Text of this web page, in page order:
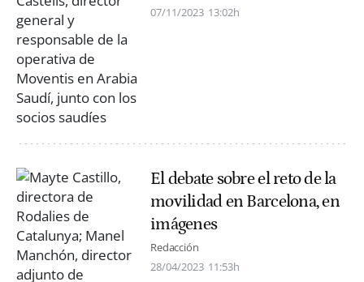
07/11/2023 13:02h
El debate sobre el reto de la
movilidad en Barcelona, en
imágenes
Redacción
28/04/2023 11:53h